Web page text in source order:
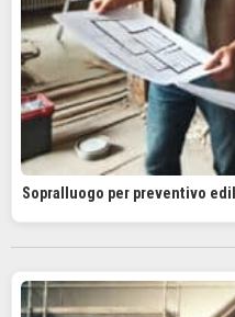
Sopralluogo per preventivo